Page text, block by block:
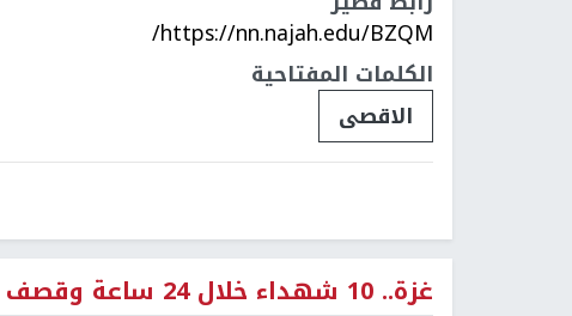
https://nn.najah.edu/BZQM/
الكلمات المفتاحية
الاقصى
غزة.. 10 شهداء خلال 24 ساعة وقصف منزلين بخان يونس والمغازي